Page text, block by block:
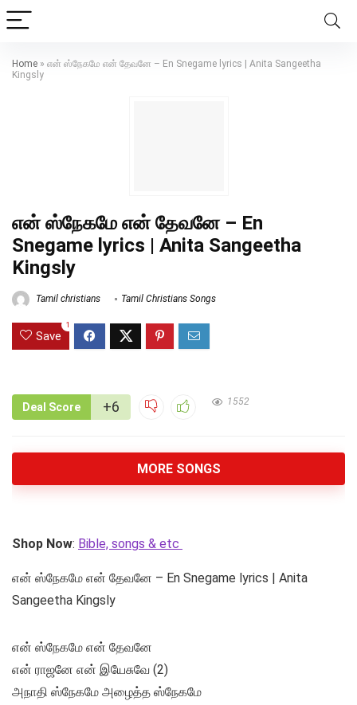
Home » என் ஸ்நேகமே என் தேவனே – En Snegame lyrics | Anita Sangeetha
Kingsly
என் ஸ்நேகமே என் தேவனே – En
Snegame lyrics | Anita Sangeetha
Kingsly
Tamil christians Tamil Christians Songs
Save
1
Deal Score +6 1552
MORE SONGS
Shop Now: Bible, songs & etc
என் ஸ்நேகமே என் தேவனே – En Snegame lyrics | Anita
Sangeetha Kingsly
என் ஸ்நேகமே என் தேவனே
என் ராஜனே என் இயேசுவே (2)
அநாதி ஸ்நேகமே அழைத்த ஸ்நேகமே